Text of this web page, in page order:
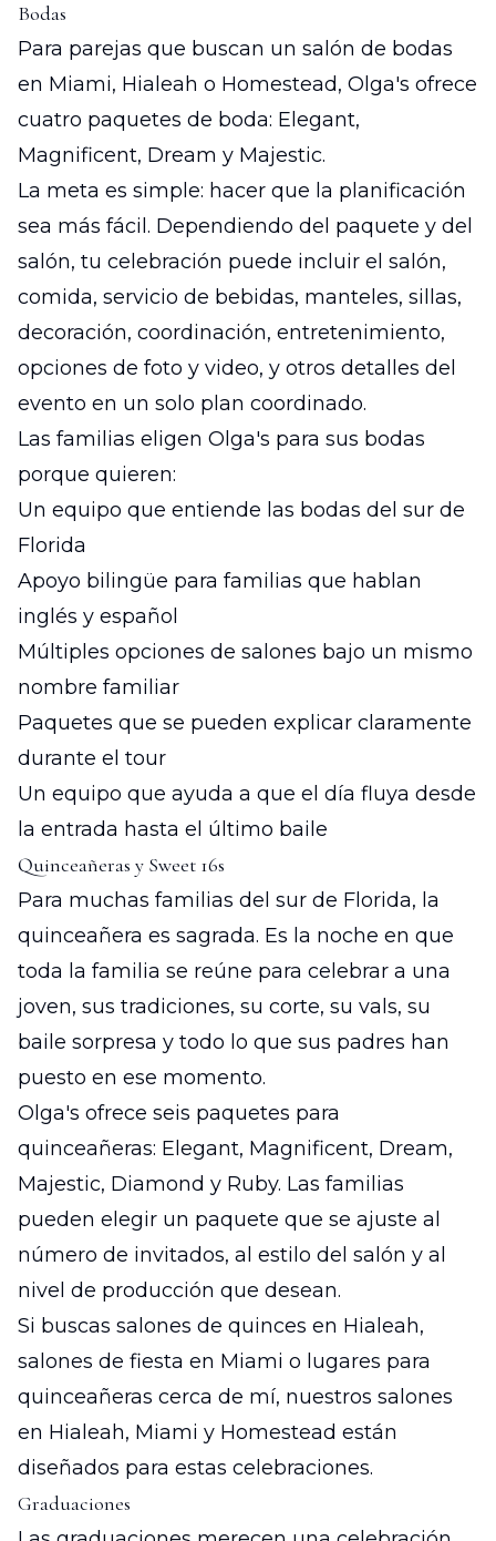
Bodas
Para parejas que buscan un salón de bodas
en Miami, Hialeah o Homestead, Olga's ofrece
cuatro paquetes de boda: Elegant,
Magnificent, Dream y Majestic.
La meta es simple: hacer que la planificación
sea más fácil. Dependiendo del paquete y del
salón, tu celebración puede incluir el salón,
comida, servicio de bebidas, manteles, sillas,
decoración, coordinación, entretenimiento,
opciones de foto y video, y otros detalles del
evento en un solo plan coordinado.
Las familias eligen Olga's para sus bodas
porque quieren:
Un equipo que entiende las bodas del sur de
Florida
Apoyo bilingüe para familias que hablan
inglés y español
Múltiples opciones de salones bajo un mismo
nombre familiar
Paquetes que se pueden explicar claramente
durante el tour
Un equipo que ayuda a que el día fluya desde
la entrada hasta el último baile
Quinceañeras y Sweet 16s
Para muchas familias del sur de Florida, la
quinceañera es sagrada. Es la noche en que
toda la familia se reúne para celebrar a una
joven, sus tradiciones, su corte, su vals, su
baile sorpresa y todo lo que sus padres han
puesto en ese momento.
Olga's ofrece seis paquetes para
quinceañeras: Elegant, Magnificent, Dream,
Majestic, Diamond y Ruby. Las familias
pueden elegir un paquete que se ajuste al
número de invitados, al estilo del salón y al
nivel de producción que desean.
Si buscas salones de quinces en Hialeah,
salones de fiesta en Miami o lugares para
quinceañeras cerca de mí, nuestros salones
en Hialeah, Miami y Homestead están
diseñados para estas celebraciones.
Graduaciones